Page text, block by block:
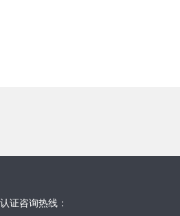
认证咨询热线：